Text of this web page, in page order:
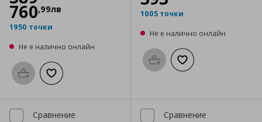
760,99лв
1950 точки
Не е налично онлайн
Προσθήκη στο καλάθι
Добави към списъка с любими
1005 точки
Не е налично онлайн
Προσθήκη στο καλάθι
Добави към
Сравнение Сравнение